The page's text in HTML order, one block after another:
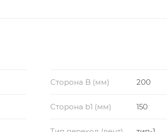
Сторона B (мм) 200
Сторона b1 (мм) 150